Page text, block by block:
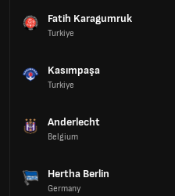
Fatih Karagumruk
Turkiye
Kasımpaşa
Turkiye
Anderlecht
Belgium
Hertha Berlin
Germany